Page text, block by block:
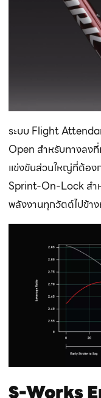
ระบบ Flight
Open สำหรับทางลง
แข่งขันส่วนใหญ่ที่ต้อง
Sprint-On-Lock สำ
พลังงานทุกวัตต์ไปข้า